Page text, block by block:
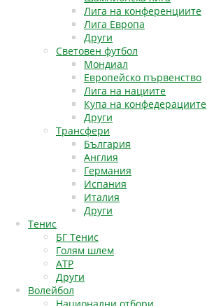
Лига на конференциите
Лига Европа
Други
Световен футбол
Мондиал
Европейско първенство
Лига на нациите
Купа на конфедерациите
Други
Трансфери
България
Англия
Германия
Испания
Италия
Други
Тенис
БГ Тенис
Голям шлем
АТР
Други
Волейбол